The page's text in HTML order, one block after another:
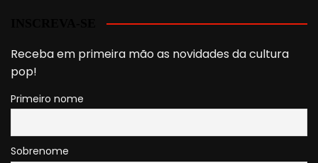
Receba em primeira mão as novidades da cultura
pop!
Primeiro nome
Sobrenome